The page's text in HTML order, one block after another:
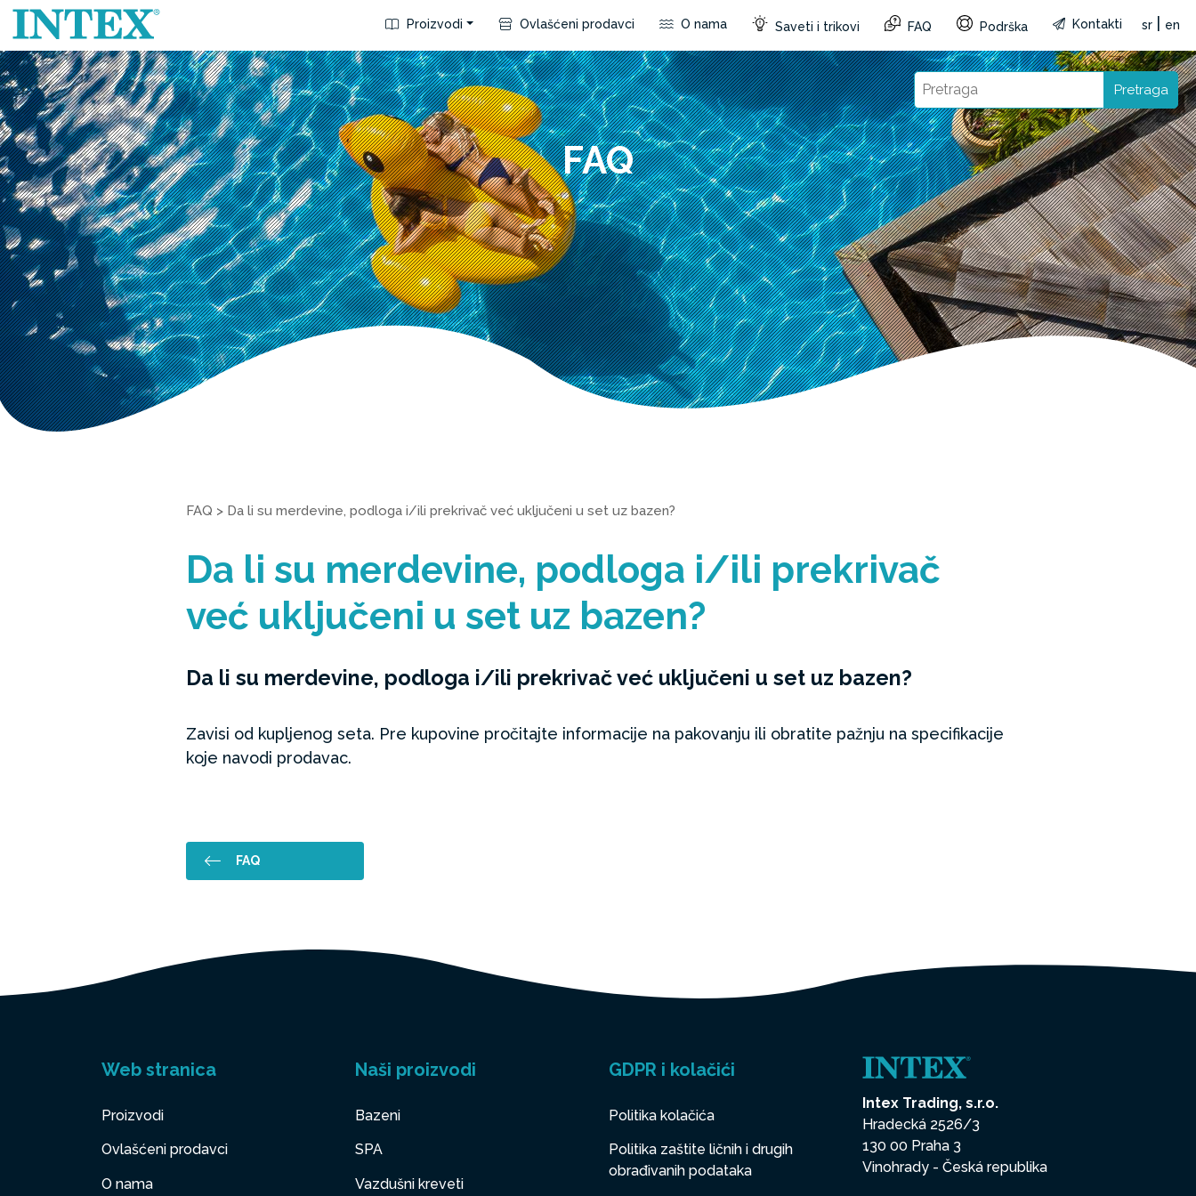
Proizvodi Ovlašćeni prodavci O nama Saveti i trikovi FAQ Podrška Kontakti sr en
Pretraga
FAQ
FAQ > Da li su merdevine, podloga i/ili prekrivač već uključeni u set uz bazen?
Da li su merdevine, podloga i/ili prekrivač
već uključeni u set uz bazen?
Da li su merdevine, podloga i/ili prekrivač već uključeni u set uz bazen?
Zavisi od kupljenog seta. Pre kupovine pročitajte informacije na pakovanju ili obratite pažnju na specifikacije
koje navodi prodavac.
FAQ
Web stranica
Proizvodi
Ovlašćeni prodavci
O nama
Naši proizvodi
Bazeni
SPA
Vazdušni kreveti
GDPR i kolačići
Politika kolačića
Politika zaštite ličnih i drugih
obrađivanih podataka
Intex Trading, s.r.o.
Hradecká 2526/3
130 00 Praha 3
Vinohrady - Česká republika